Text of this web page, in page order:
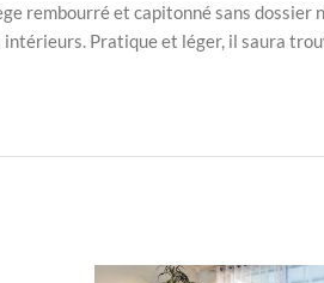
rembourré et capitonné sans
Pratique et léger, il saura